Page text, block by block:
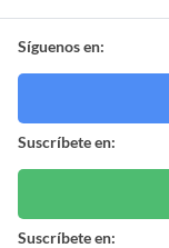
Síguenos en:
Suscríbete en:
Suscríbete en: